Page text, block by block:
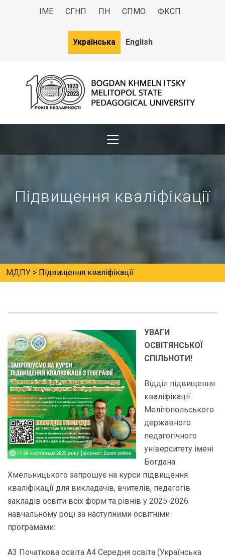
ІМЕ СГНП ПН СПМО ФКСП
Українська English
МДПУ
Підвищення кваліфікації
МДПУ > Підвищення кваліфікації
УВАГИ
ОСВІТЯНСЬКОЇ
СПІЛЬНОТИ!
Відділ підвищення
кваліфікації
Мелітопольського
державного
педагогічного
університету імені
Богдана
Хмельницького запрошує на курси підвищення
кваліфікації для викладачів, вчителів, педагогів
закладів освіти всіх форм та рівнів у 2025-2026
навчальному році за наступними освітніми
програмами:
А3 Початкова освіта А4 Середня освіта (Українська